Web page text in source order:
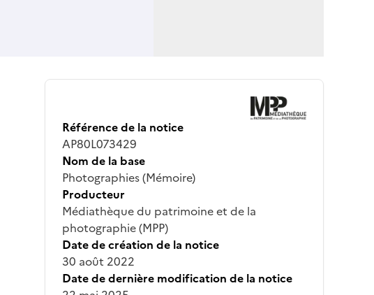
Référence de la notice
AP80L073429
Nom de la base
Photographies (Mémoire)
Producteur
Médiathèque du patrimoine et de la
photographie (MPP)
Date de création de la notice
30 août 2022
Date de dernière modification de la notice